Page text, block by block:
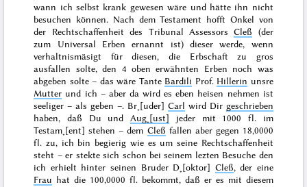
wann ich selbst krank gewesen wäre und hätte ihn nicht
besuchen können. Nach dem Testament hofft Onkel von
der Rechtschaffenheit des Tribunal AssessorsCleß (der
zum Universal Erben ernannt ist) dieser werde, wenn
verhaltnismäsigt für diesen, die Erbschaft zu gros
ausfallen solte, den 4 oben erwähnten Erben noch was
abgeben solte – das wäre Tante Bardili Prof. Hillerin unsre
Mutter und ich – aber da wird es eben heisen nehmen ist
seeliger – als geben –. Br˖[uder] Carl wird Dir geschrieben
haben, daß Du undAug˖[ust] jeder mit 1000 fl. im
Testam˖[ent] stehen – dem Cleß fallen aber gegen 18,0000
fl. zu, ich bin begierig wie es um seine Rechtschaffenheit
steht – er stekte sich schon bei seinem lezten Besuche den
ich erhielt hinter seinen Bruder D˖[oktor] Cleß, der eine
Frau hat die 100,0000 fl. bekommt, daß er es mit diesem